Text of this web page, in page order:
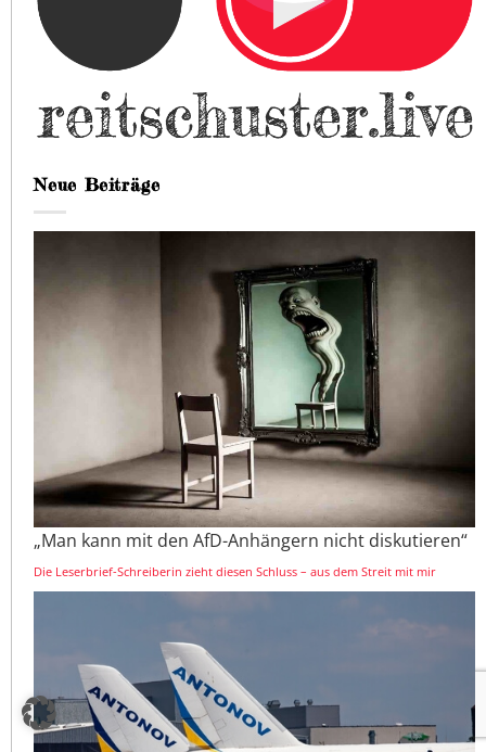
Neue Beiträge
„Man kann mit den AfD-Anhängern nicht diskutieren“
Die Leserbrief-Schreiberin zieht diesen Schluss – aus dem Streit mit mir